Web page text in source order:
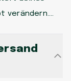
verändern.